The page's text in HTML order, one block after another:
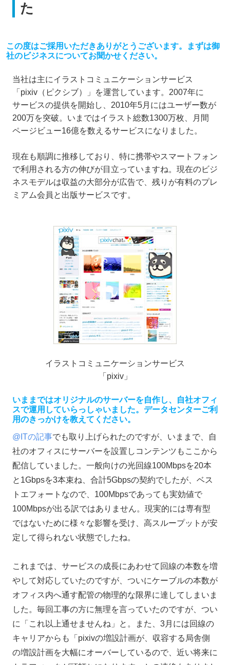
た
この度はご採用いただきありがとうございます。まずは御
社のビジネスについてお聞かせください。
当社は主にイラストコミュニケーションサービス
「pixiv（ピクシブ）」を運営しています。2007年に
サービスの提供を開始し、2010年5月にはユーザー数が
200万を突破。いまではイラスト総数1300万枚、月間
ページビュー16億を数えるサービスになりました。
現在も順調に推移しており、特に携帯やスマートフォン
で利用される方の伸びが目立っていますね。現在のビジ
ネスモデルは収益の大部分が広告で、残りが有料のプレ
ミアム会員と出版サービスです。
イラストコミュニケーションサービス
「pixiv」
いままではオリジナルのサーバーを自作し、自社オフィ
スで運用していらっしゃいました。データセンターご利
用のきっかけを教えてください。
@ITの記事でも取り上げられたのですが、いままで、自
社のオフィスにサーバーを設置しコンテンツもここから
配信していました。一般向けの光回線100Mbpsを20本
と1Gbpsを3本束ね、合計5Gbpsの契約でしたが、ベス
トエフォートなので、100Mbpsであっても実効値で
100Mbpsが出る訳ではありません。現実的には専有型
ではないために様々な影響を受け、高スループットが安
定して得られない状態でしたね。
これまでは、サービスの成長にあわせて回線の本数を増
やして対応していたのですが、ついにケーブルの本数が
オフィス内へ通す配管の物理的な限界に達してしまいま
した。毎回工事の方に無理を言っていたのですが、つい
に「これ以上通せませんね」と。また、3月には回線の
キャリアからも「pixivの増設計画が、収容する局舎側
の増設計画を大幅にオーバーしているので、近い将来に